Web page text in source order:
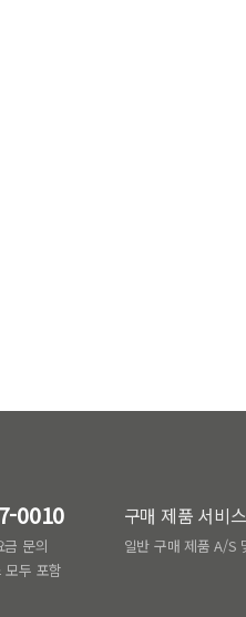
0010
문의
두 포함
구매 제품 서비스
일반 구매 제품 A/S